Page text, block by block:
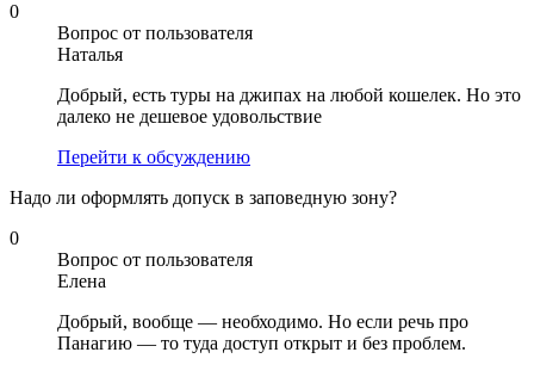
0
Вопрос от пользователя
Наталья
Добрый, есть туры на джипах на любой кошелек. Но это
далеко не дешевое удовольствие
Перейти к обсуждению
Надо ли оформлять допуск в заповедную зону?
0
Вопрос от пользователя
Елена
Добрый, вообще — необходимо. Но если речь про
Панагию — то туда доступ открыт и без проблем.